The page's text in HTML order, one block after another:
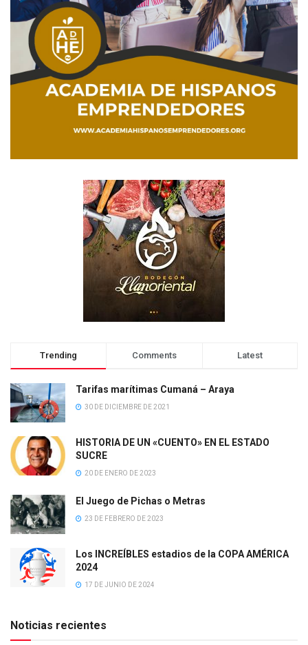
Trending Comments Latest
Tarifas marítimas Cumaná – Araya
30 DE DICIEMBRE DE 2021
HISTORIA DE UN «CUENTO» EN EL ESTADO
SUCRE
20 DE ENERO DE 2023
El Juego de Pichas o Metras
23 DE FEBRERO DE 2023
Los INCREÍBLES estadios de la COPA AMÉRICA
2024
17 DE JUNIO DE 2024
Noticias recientes